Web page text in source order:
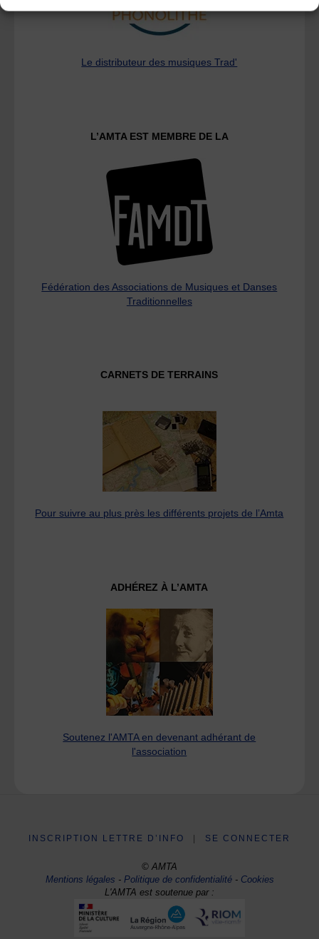
Le distributeur des musiques Trad'
L’AMTA EST MEMBRE DE LA
Fédération des Associations de Musiques et Danses
Traditionnelles
CARNETS DE TERRAINS
Pour suivre au plus près les différents projets de l’Amta
ADHÉREZ À L’AMTA
Soutenez l'AMTA en devenant adhérant de
l'association
INSCRIPTION LETTRE D’INFO SE CONNECTER
© AMTA
Mentions légales -Politique de confidentialité- Cookies
L'AMTA est soutenue par :